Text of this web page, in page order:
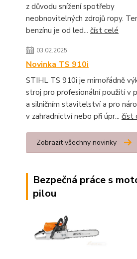
z důvodu snížení spotřeby
neobnovitelných zdrojů ropy.
benzínu je od led... číst celé
03.02.2025
Novinka TS 910i
STIHL TS 910i je mimořádně
stroj pro profesionální použití v
a silničním stavitelství a pro
v zahradnictví nebo při úpr... číst
Zobrazit všechny novinky
Bezpečná práce s
pilou